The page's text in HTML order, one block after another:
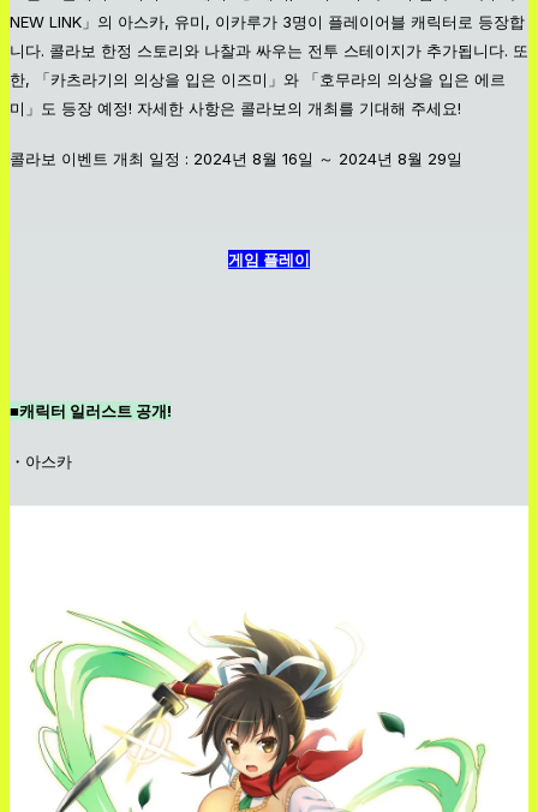
NEW LINK」의 아스카, 유미, 이카루가 3명이 플레이어블 캐릭터로 등장합
니다. 콜라보 한정 스토리와 나찰과 싸우는 전투 스테이지가 추가됩니다. 또
한, 「카츠라기의 의상을 입은 이즈미」와 「호무라의 의상을 입은 에르
미」도 등장 예정! 자세한 사항은 콜라보의 개최를 기대해 주세요!
콜라보 이벤트 개최 일정 : 2024년 8월 16일 ～ 2024년 8월 29일
게임 플레이
■캐릭터 일러스트 공개!
・아스카